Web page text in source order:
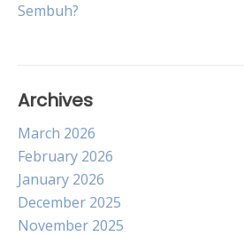
navigation
Sembuh?
Archives
March 2026
February 2026
January 2026
December 2025
November 2025